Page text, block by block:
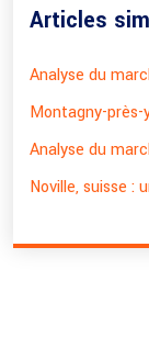
Articles
Analyse du
Montagny-près-
Analyse du
Noville, suisse :